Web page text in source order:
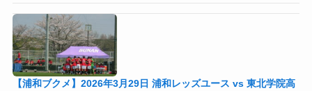
【浦和ブクメ】2026年3月29日 浦和レッズユース vs 東北学院高